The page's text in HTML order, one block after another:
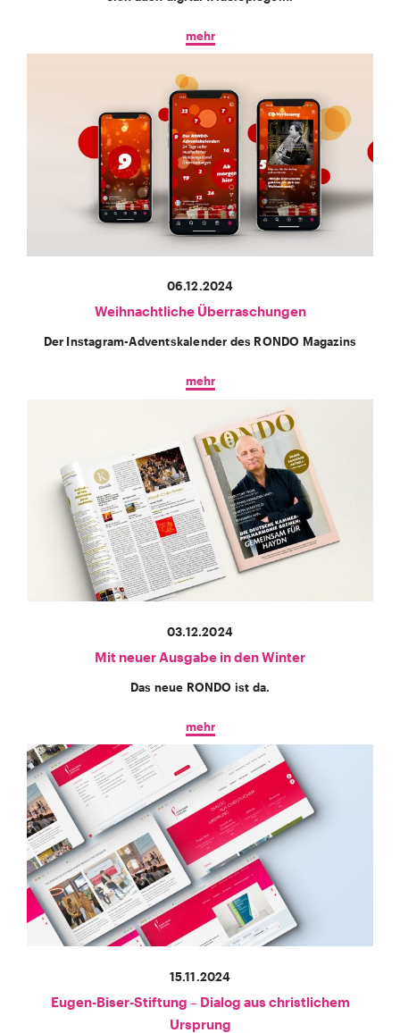
mehr
06.12.2024
Weihnachtliche Überraschungen
Der Instagram-Adventskalender des RONDO Magazins
mehr
03.12.2024
Mit neuer Ausgabe in den Winter
Das neue RONDO ist da.
mehr
15.11.2024
Eugen-Biser-Stiftung – Dialog aus christlichem
Ursprung